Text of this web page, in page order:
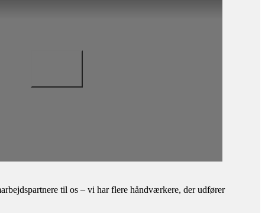
til os – vi har flere håndværkere, der udfører